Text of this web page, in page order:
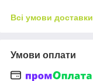
Всі умови доставки
Умови оплати